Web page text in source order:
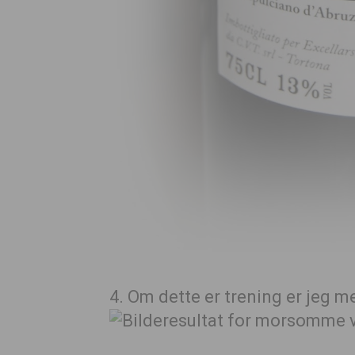
4. Om dette er trening er jeg